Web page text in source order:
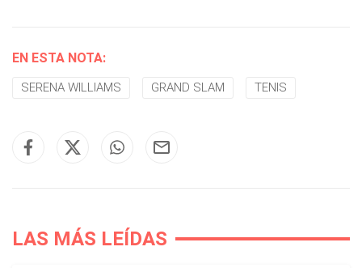
EN ESTA NOTA:
SERENA WILLIAMS GRAND SLAM TENIS
LAS MÁS LEÍDAS